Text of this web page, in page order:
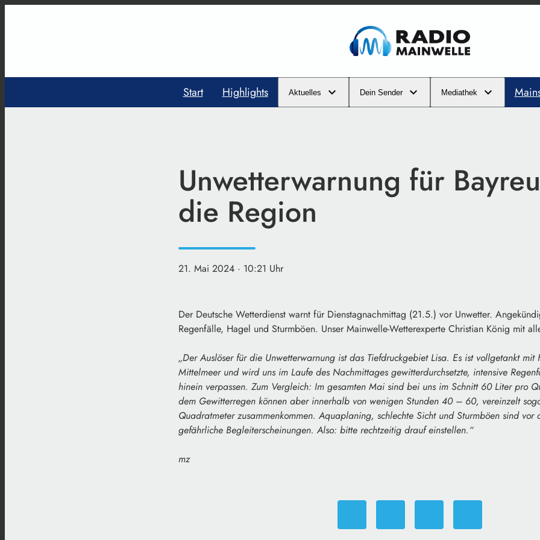
Start Highlights Aktuelles Dein Sender Mediathek
Unwetterwarnung für
die Region
21. Mai 2024 · 10:21 Uhr
Der Deutsche Wetterdienst warnt für Dienstagnachmittag (21.5.) vor Unwetter.
Regenfälle, Hagel und Sturmböen. Unser Mainwelle-Wetterexperte Christian König mit
„Der Auslöser für die Unwetterwarnung ist das Tiefdruckgebiet Lisa. Es ist vollgetankt mit
Mittelmeer und wird uns im Laufe des Nachmittages gewitterdurchsetzte, intensive
hinein verpassen. Zum Vergleich: Im gesamten Mai sind bei uns im Schnitt 60 Liter pro
dem Gewitterregen können aber innerhalb von wenigen Stunden 40 – 60, vereinzelt
Quadratmeter zusammenkommen. Aquaplaning, schlechte Sicht und Sturmböen sind
gefährliche Begleiterscheinungen. Also: bitte rechtzeitig drauf einstellen.“
mz